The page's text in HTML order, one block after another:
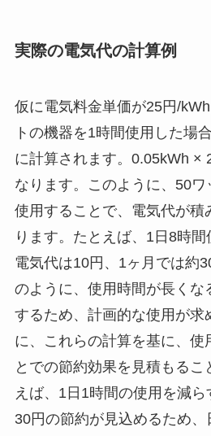
実際の電気代の計算例
仮に電気料金単価が25円/
トの機器を1時間使用した場
に計算されます。0.05kWh ×
なります。このように、50
使用することで、電気代が積
ります。たとえば、1日8時
電気代は10円、1ヶ月では約
のように、使用時間が長くな
するため、計画的な使用が求
に、これらの計算を基に、使
とでの節約効果を見積もるこ
えば、1日1時間の使用を減
30円の節約が見込めるため